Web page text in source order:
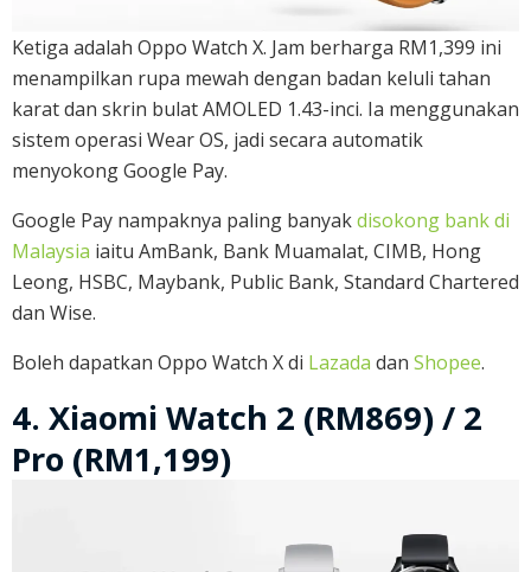
Ketiga adalah Oppo Watch X. Jam berharga RM1,399 ini
menampilkan rupa mewah dengan badan keluli tahan
karat dan skrin bulat AMOLED 1.43-inci. Ia menggunakan
sistem operasi Wear OS, jadi secara automatik
menyokong Google Pay.
Google Pay nampaknya paling banyakdisokong bank di
Malaysia iaitu AmBank, Bank Muamalat, CIMB, Hong
Leong, HSBC, Maybank, Public Bank, Standard Chartered
dan Wise.
Boleh dapatkan Oppo Watch X di Lazada dan Shopee.
4. Xiaomi Watch 2 (RM869) / 2
Pro (RM1,199)